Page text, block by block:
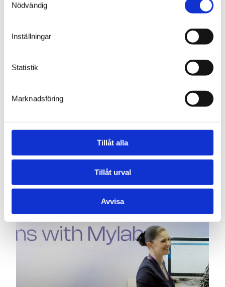
Nödvändig
Inställningar
Statistik
Marknadsföring
Tillåt alla
Tillåt urval
Avvisa
View all
Event